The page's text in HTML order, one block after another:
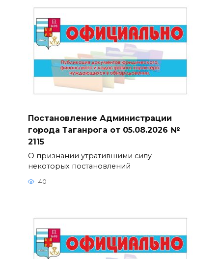
Постановление Администрации
города Таганрога от 05.08.2026 №
2115
О признании утратившими силу
некоторых постановлений
40